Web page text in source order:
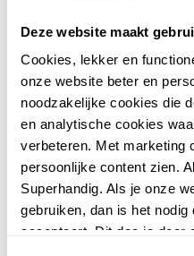
Deze website maakt
Cookies, lekker en
onze website beter en
noodzakelijke cookies die
en analytische cookies
verbeteren. Met marketing
persoonlijke content zien.
Superhandig. Als je onze
gebruiken, dan is het nodig
accepteert. Dit doe je door